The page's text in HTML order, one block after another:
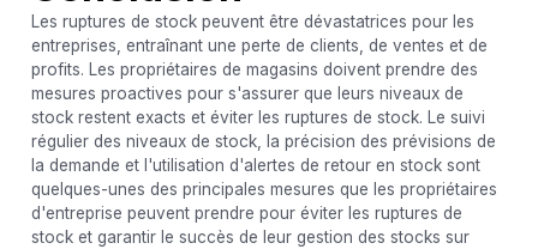
Les ruptures de stock peuvent être dévastatrices pour les
entreprises, entraînant une perte de clients, de ventes et de
profits. Les propriétaires de magasins doivent prendre des
mesures proactives pour s'assurer que leurs niveaux de
stock restent exacts et éviter les ruptures de stock. Le suivi
régulier des niveaux de stock, la précision des prévisions de
la demande et l'utilisation d'alertes de retour en stock sont
quelques-unes des principales mesures que les propriétaires
d'entreprise peuvent prendre pour éviter les ruptures de
stock et garantir le succès de leur gestion des stocks sur